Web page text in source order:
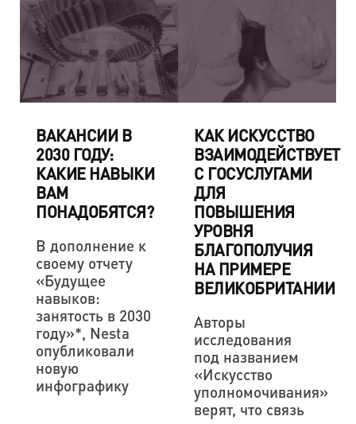
ВАКАНСИИ В
2030 ГОДУ:
КАКИЕ НАВЫКИ
ВАМ
ПОНАДОБЯТСЯ?
В дополнение к
своему отчету
«Будущее
навыков:
занятость в 2030
году»*, Nesta
опубликовали
новую
инфографику
КАК ИСКУССТВО
ВЗАИМОДЕЙСТВУЕТ
С ГОСУСЛУГАМИ
ДЛЯ
ПОВЫШЕНИЯ
УРОВНЯ
БЛАГОПОЛУЧИЯ
НА ПРИМЕРЕ
ВЕЛИКОБРИТАНИИ
Авторы
исследования
под названием
«Искусство
уполномочивания»
верят, что связь